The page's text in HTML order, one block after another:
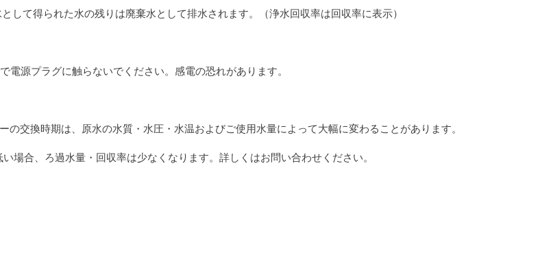
として得られた水の残りは廃棄水として排水されます。（浄水回収率は回収率に表示）
電源プラグに触らないでください。感電の恐れがあります。
交換時期は、原水の水質・水圧・水温およびご使用水量によって大幅に変わることがあります。
場合、ろ過水量・回収率は少なくなります。詳しくはお問い合わせください。